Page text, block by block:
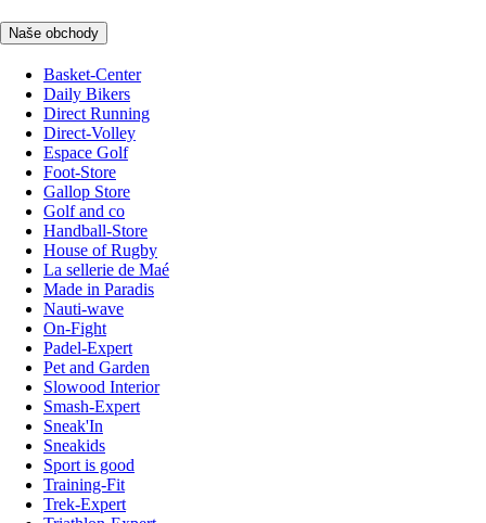
Naše obchody
Basket-Center
Daily Bikers
Direct Running
Direct-Volley
Espace Golf
Foot-Store
Gallop Store
Golf and co
Handball-Store
House of Rugby
La sellerie de Maé
Made in Paradis
Nauti-wave
On-Fight
Padel-Expert
Pet and Garden
Slowood Interior
Smash-Expert
Sneak'In
Sneakids
Sport is good
Training-Fit
Trek-Expert